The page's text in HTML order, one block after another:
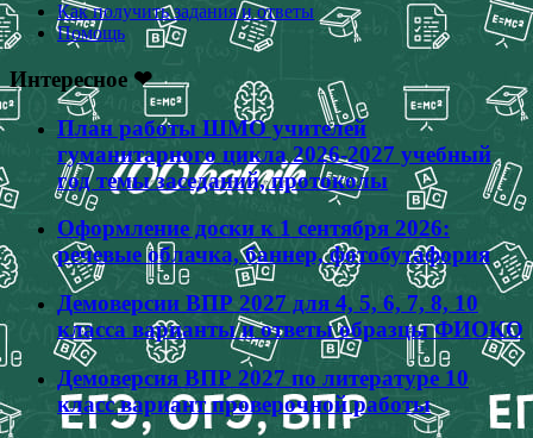
Как получить задания и ответы
Помощь
Интересное ❤
План работы ШМО учителей
гуманитарного цикла 2026-2027 учебный
год темы заседаний, протоколы
Оформление доски к 1 сентября 2026:
речевые облачка, баннер, фотобутафория
Демоверсии ВПР 2027 для 4, 5, 6, 7, 8, 10
класса варианты и ответы образцы ФИОКО
Демоверсия ВПР 2027 по литературе 10
класс вариант проверочной работы